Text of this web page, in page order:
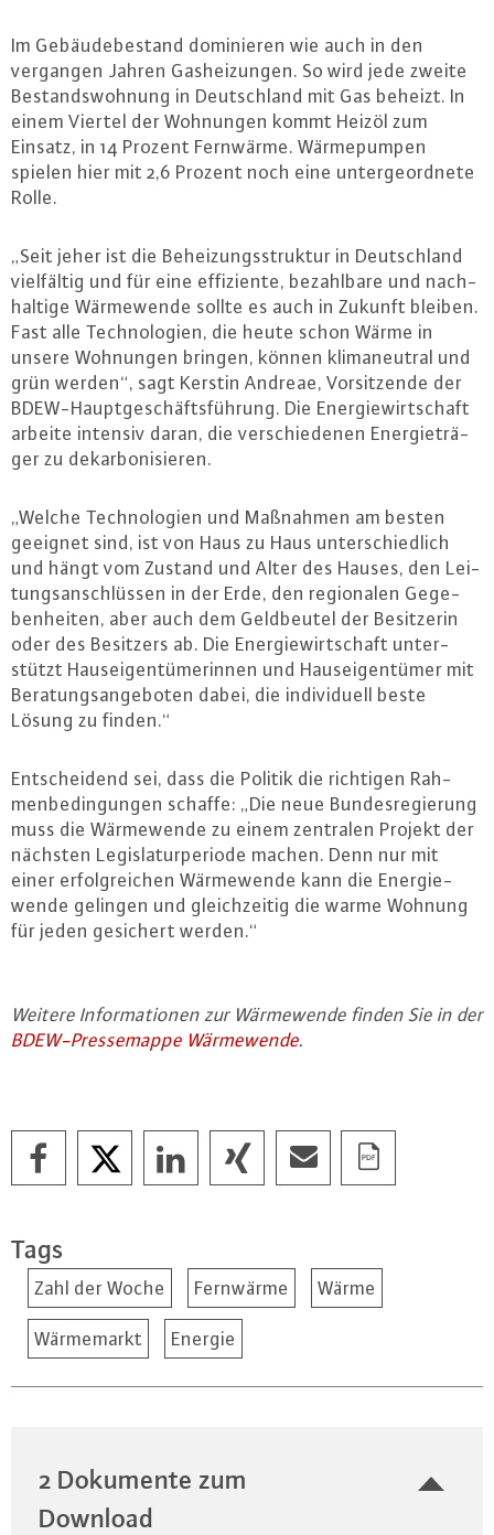
Im Ge­bäu­de­be­stand do­mi­nie­ren wie auch in den
vergangen Jahren Gas­hei­zun­gen. So wird jede zweite
Be­stands­woh­nung in Deutsch­land mit Gas beheizt. In
einem Viertel der Wohnungen kommt Heizöl zum
Einsatz, in 14 Prozent Fernwärme. Wär­me­pum­pen
spielen hier mit 2,6 Prozent noch eine un­ter­ge­ord­ne­te
Rolle.
„Seit jeher ist die Be­hei­zungs­struk­tur in Deutsch­land
viel­fäl­tig und für eine ef­fi­zi­en­te, be­zahl­ba­re und nach­
hal­ti­ge Wär­me­wen­de sollte es auch in Zukunft bleiben.
Fast alle Tech­no­lo­gi­en, die heute schon Wärme in
unsere Wohnungen bringen, können kli­ma­neu­tral und
grün werden“, sagt Kerstin Andreae, Vor­sit­zen­de der
BDEW-Haupt­ge­schäfts­füh­rung. Die En­er­gie­wirt­schaft
arbeite intensiv daran, die ver­schie­de­nen En­er­gie­trä­
ger zu dekar­bo­ni­sie­ren.
„Welche Tech­no­lo­gi­en und Maßnahmen am besten
geeignet sind, ist von Haus zu Haus un­ter­schied­lich
und hängt vom Zustand und Alter des Hauses, den Lei­
tungs­an­schlüs­sen in der Erde, den re­gio­na­len Ge­ge­
ben­hei­ten, aber auch dem Geld­beu­tel der Be­sit­ze­rin
oder des Besitzers ab. Die En­er­gie­wirt­schaft un­ter­
stützt Haus­ei­gen­tü­me­rin­nen und Haus­ei­gen­tü­mer mit
Be­ra­tungs­an­ge­bo­ten dabei, die in­di­vi­du­ell beste
Lösung zu finden.“
Ent­schei­dend sei, dass die Politik die richtigen Rah­
men­be­din­gun­gen schaffe: „Die neue Bun­des­re­gie­rung
muss die Wär­me­wen­de zu einem zentralen Projekt der
nächsten Le­gis­la­tur­pe­ri­ode machen. Denn nur mit
einer er­folg­rei­chen Wär­me­wen­de kann die En­er­gie­
wen­de gelingen und gleich­zei­tig die warme Wohnung
für jeden gesichert werden.“
Weitere In­for­ma­tio­nen zur Wär­me­wen­de finden Sie in der
BDEW-Pres­se­map­pe Wär­me­wen­de.
Tags
Zahl der Woche Fernwärme Wärme
Wärmemarkt Energie
2 Dokumente zum
Download